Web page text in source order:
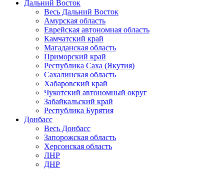
Дальний Восток
Весь Дальний Восток
Амурская область
Еврейская автономная область
Камчатский край
Магаданская область
Приморский край
Республика Саха (Якутия)
Сахалинская область
Хабаровский край
Чукотский автономный округ
Забайкальский край
Республика Бурятия
Донбасс
Весь Донбасс
Запорожская область
Херсонская область
ЛНР
ДНР